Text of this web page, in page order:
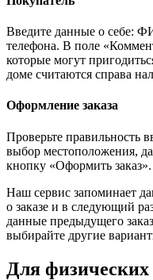
Введите данные о себе:
телефона. В поле
которые могут
доме считаются справа
Оформление заказа
Проверьте правильность
выбор местоположения,
кнопку «Оформить заказ».
Наш сервис запоминает
о заказе и в следующий
данные предыдущего
выбирайте другие
Для